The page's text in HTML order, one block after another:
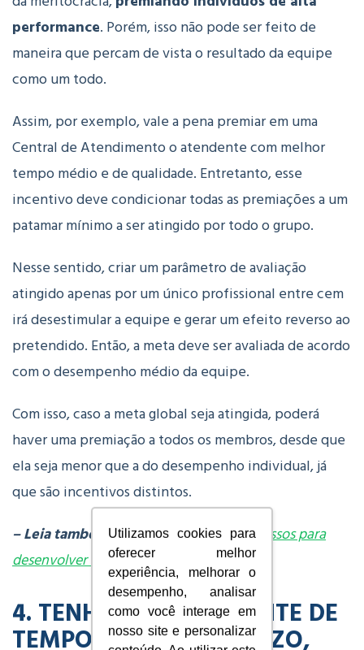
Utilizamos cookies para
oferecer melhor
experiência, melhorar o
desempenho, analisar
como você interage em
nosso site e personalizar
performance. Porém, isso não pode ser feito de
maneira que percam de vista o resultado da equipe
como um todo.
Assim, por exemplo, vale a pena premiar em uma
Central de Atendimento o atendente com melhor
tempo médio e de qualidade. Entretanto, esse
incentivo deve condicionar todas as premiações a um
patamar mínimo a ser atingido por todo o grupo.
Nesse sentido, criar um parâmetro de avaliação
atingido apenas por um único profissional entre cem
irá desestimular a equipe e gerar um efeito reverso ao
pretendido. Então, a meta deve ser avaliada de acordo
com o desempenho médio da equipe.
Com isso, caso a meta global seja atingida, poderá
haver uma premiação a todos os membros, desde que
ela seja menor que a do desempenho individual, já
que são incentivos distintos.
– Leia também:Trabalho em equipe: 7 passos para
desenvolver na sua empresa
4. TENHA UM HORIZONTE DE
TEMPO DE LONGO PRAZO,